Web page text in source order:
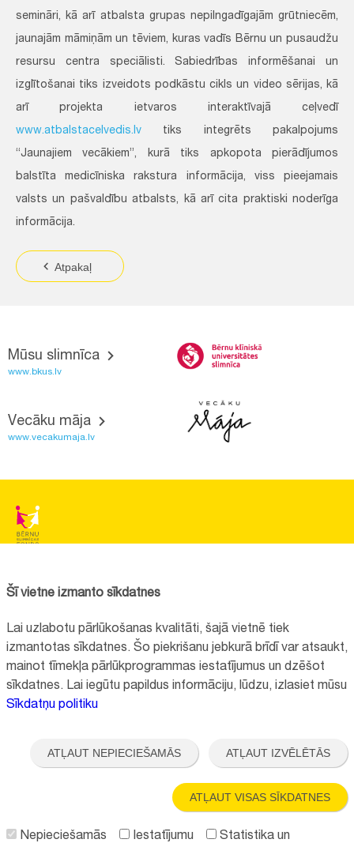
semināri, kā arī atbalsta grupas nepilngadīgajām grūtniecēm,
jaunajām māmiņām un tēviem, kuras vadīs Bērnu un pusaudžu
resursu centra speciālisti. Sabiedrības informēšanai un
izglītošanai tiks izveidots podkāstu cikls un video sērijas, kā
arī projekta ietvaros interaktīvajā ceļvedī
www.atbalstacelvedis.lv tiks integrēts pakalpojums
“Jaunajiem vecākiem”, kurā tiks apkopota pierādījumos
balstīta medicīniska rakstura informācija, viss pieejamais
valsts un pašvaldību atbalsts, kā arī cita praktiski noderīga
informācija.
Atpakaļ
Mūsu slimnīca
www.bkus.lv
Vecāku māja
www.vecakumaja.lv
Reģistrācijas nr.:40008057120
+371 67064475
Visi kontakti
"Aktīvo iedzīvotāju fonds" finansētā projekta "
Bērnu slimnīcas fonda
ilgtspējīgas attīstības veicināšana
" ietvaros.
Šī vietne izmanto sīkdatnes
Lai uzlabotu pārlūkošanas kvalitāti, šajā vietnē tiek
izmantotas sīkdatnes. Šo piekrišanu jebkurā brīdī var atsaukt,
mainot tīmekļa pārlūkprogrammas iestatījumus un dzēšot
sīkdatnes. Lai iegūtu papildus informāciju, lūdzu, izlasiet mūsu
Sīkdatņu politiku
ATĻAUT NEPIECIEŠAMĀS ATĻAUT IZVĒLĒTĀS
ATĻAUT VISAS SĪKDATNES
Nepieciešamās Iestatījumu Statistika un